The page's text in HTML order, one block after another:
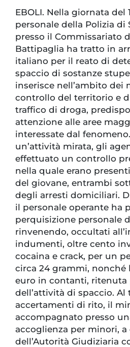
EBOLI. Nella giornata del
personale della Polizia di
presso il Commissariato
Battipaglia ha tratto in
italiano per il reato di
spaccio di sostanze
inserisce nell’ambito dei
controllo del territorio e
traffico di droga,
attenzione alle aree
interessate dal
un’attività mirata, gli
effettuato un controllo
nella quale erano
del giovane, entrambi
degli arresti domiciliari.
il personale operante ha
perquisizione personale
rinvenendo, occultati
indumenti, oltre cento
cocaina e crack, per un
circa 24 grammi, nonché
euro in contanti, ritenuta
dell’attività di spaccio.
accertamenti di rito, il
accompagnato presso
accoglienza per minori,
dell’Autorità Giudiziaria